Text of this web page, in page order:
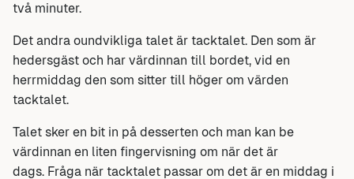
två minuter.
Det andra oundvikliga talet är tacktalet. Den som är
hedersgäst och har värdinnan till bordet, vid en
herrmiddag den som sitter till höger om värden
tacktalet.
Talet sker en bit in på desserten och man kan be
värdinnan en liten fingervisning om när det är
dags. Fråga när tacktalet passar om det är en middag i